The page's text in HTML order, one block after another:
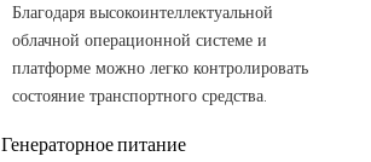
Благодаря высокоинтеллектуальной
облачной операционной системе и
платформе можно легко контролировать
состояние транспортного средства.
Генераторное питание